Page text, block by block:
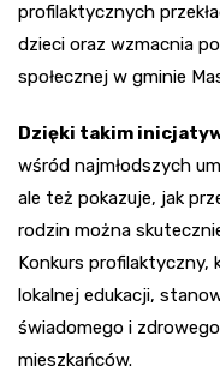
profilaktycznych
dzieci oraz wzmacnia
społecznej w gminie
Dzięki takim
wśród najmłodszych
ale też pokazuje, jak
rodzin można
Konkurs profilaktyczny,
lokalnej edukacji,
świadomego i
mieszkańców.